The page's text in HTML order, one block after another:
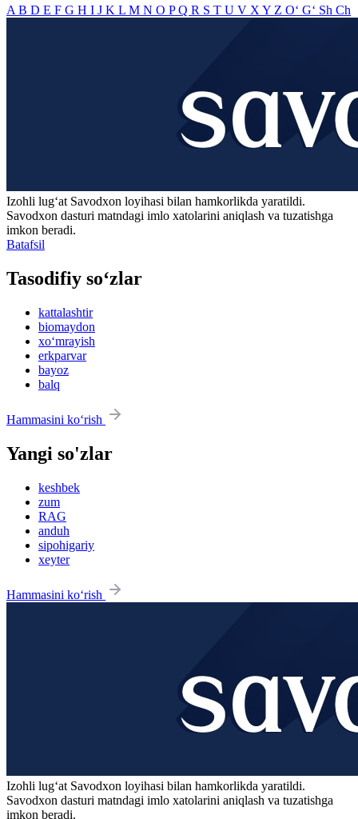
A B D E F G H I J K L M N O PQ R S T U V X Y Z O‘ G‘ Sh Ch
Izohli lugʻat Savodxon loyihasi bilan hamkorlikda yaratildi.
Savodxon dasturi matndagi imlo xatolarini aniqlash va tuzatishga
imkon beradi.
Batafsil
Tasodifiy so‘zlar
kattalashtir
biomaydon
xo‘mrayish
erkparvar
bayoz
balq
Hammasini ko‘rish
Yangi so'zlar
keshbek
zum
RAG
anduh
sipohigariy
xeyter
Hammasini ko‘rish
Izohli lugʻat Savodxon loyihasi bilan hamkorlikda yaratildi.
Savodxon dasturi matndagi imlo xatolarini aniqlash va tuzatishga
imkon beradi.